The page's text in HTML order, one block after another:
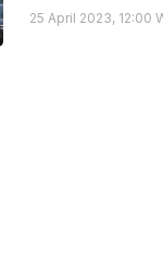
25 April 2023, 12:00